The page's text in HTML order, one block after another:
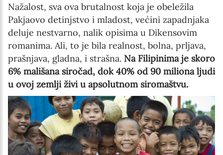
Nažalost, sva ova brutalnost koja je obeležila
Pakjaovo detinjstvo i mladost, većini zapadnjaka
deluje nestvarno, nalik opisima u Dikensovim
romanima. Ali, to je bila realnost, bolna, prljava,
prašnjava, gladna, i strašna. Na Filipinima je skoro
6% mališana siročad, dok 40% od 90 miliona ljudi
u ovoj zemlji živi u apsolutnom siromaštvu.